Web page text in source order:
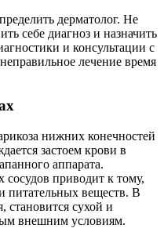
дерматолог. Не
себе диагноз и назначить
и консультации с
лечение время
нижних конечностей
застоем крови в
аппарата.
приводит к тому,
питательных веществ. В
становится сухой и
внешним условиям.